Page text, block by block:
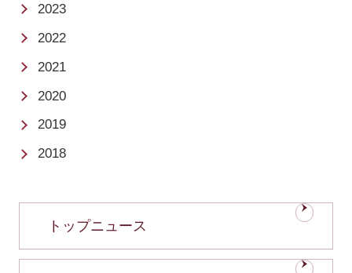
2023
2022
2021
2020
2019
2018
トップニュース